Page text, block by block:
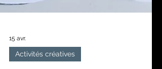
15 avr.